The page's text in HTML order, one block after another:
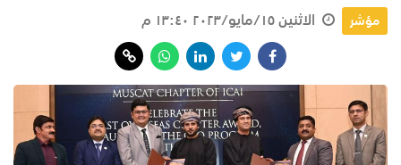
مؤشر الاثنين ١٥/مايو/٢٠٢٣ ١٣:٤٠ م